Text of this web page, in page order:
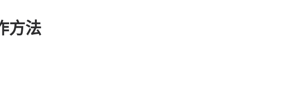
方法